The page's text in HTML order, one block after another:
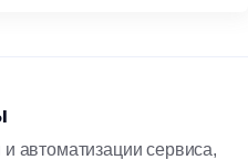
автоматизации сервиса,